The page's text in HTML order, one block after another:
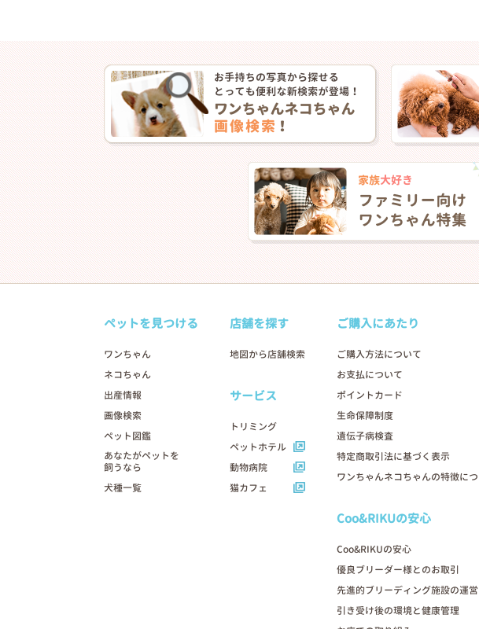
ペットを見つける
ワンちゃん
ネコちゃん
出産情報
画像検索
ペット図鑑
あなたがペットを
飼うなら
犬種一覧
店舗を探す
地図から店舗検索
サービス
トリミング
ペットホテル
動物病院
猫カフェ
ご購入にあたり
ご購入方法について
お支払について
ポイントカード
生命保障制度
遺伝子病検査
特定商取引法に基づく表示
ワンちゃんネコちゃんの特徴に
Coo&RIKUの安心
Coo&RIKUの安心
優良ブリーダー様とのお取引
先進的ブリーディング施設の運営
引き受け後の環境と健康管理